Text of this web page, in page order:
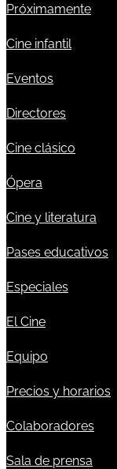
Próximamente
Cine infantil
Eventos
Directores
Cine clásico
Ópera
Cine y literatura
Pases educativos
Especiales
El Cine
Equipo
Precios y horarios
Colaboradores
Sala de prensa